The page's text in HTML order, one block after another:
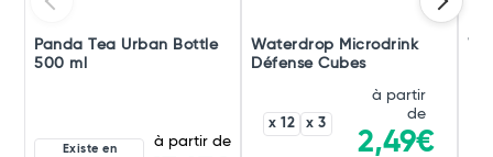
Panda Tea Urban Bottle
500 ml
Existe en
à partir de
Waterdrop Microdrink
Défense Cubes
x 12 x 3
à partir
de
2,49€